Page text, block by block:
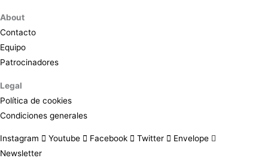
About
Contacto
Equipo
Patrocinadores
Legal
Política de cookies
Condiciones generales
Instagram Youtube Facebook Twitter
Envelope
Newsletter